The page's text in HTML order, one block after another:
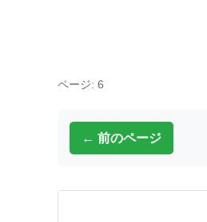
ページ: 6
← 前のページ